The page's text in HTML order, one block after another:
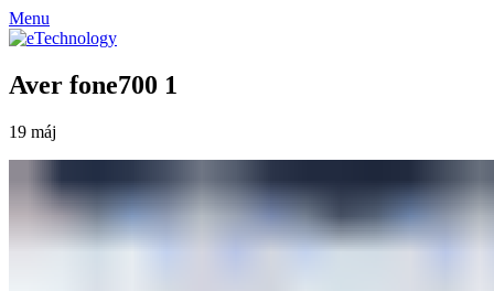
Menu
Aver fone700 1
19 máj